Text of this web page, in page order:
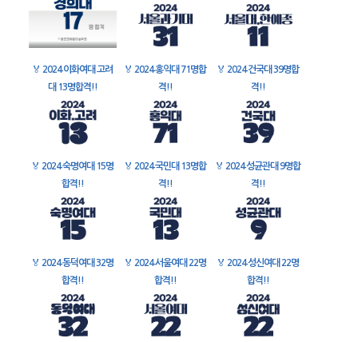
🏅 2024 이화여대 고려
대 13명합격!!
🏅 2024 홍익대 71명합
격!!
🏅 2024 건국대 39명합
격!!
🏅 2024 숙명여대 15명
합격!!
🏅 2024 국민대 13명합
격!!
🏅 2024 성균관대 9명합
격!!
🏅 2024 동덕여대 32명
합격!!
🏅 2024 서울여대 22명
합격!!
🏅 2024 성신여대 22명
합격!!